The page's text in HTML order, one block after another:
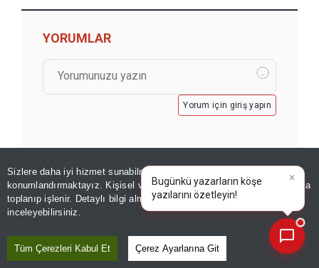
Sizlere daha iyi hizmet sunabilmek adına sitemizde
konumlandırmaktayız. Kişisel verileriniz, KVKK ve GDPR kapsamında
toplanıp işlenir. Detaylı bilgi almak içinAydınlatma Metnimizi
inceleyebilirsiniz.
Tüm Çerezleri Kabul Et Çerez Ayarlarına Git
YORUMLAR
Yorum için giriş yapın
GÖZDEN KAÇMASIN
110 milyar dolarlık satış onaylandı! Dev
×
Bugünkü yazarların köşe
yazılarını özetleyin!